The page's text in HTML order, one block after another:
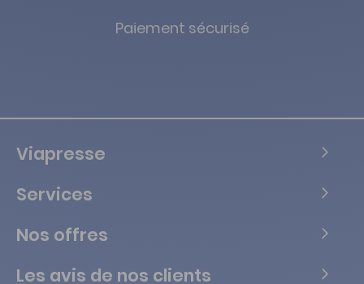
Paiement sécurisé
Viapresse
Services
Nos offres
Les avis de nos clients